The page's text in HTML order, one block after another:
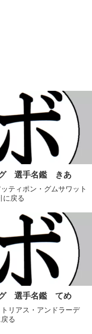
選手名鑑 きあ
ティポン・グムサワット
に戻る
選手名鑑 てめ
リアス・アンドラーデ
る